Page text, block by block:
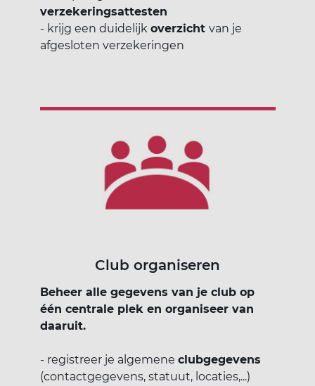
verzekeringsattesten
- krijg een duidelijk overzicht van je
afgesloten verzekeringen
Club organiseren
Beheer alle gegevens van je club op
één centrale plek en organiseer van
daaruit.
- registreer je algemene clubgegevens
(contactgegevens, statuut, locaties,...)